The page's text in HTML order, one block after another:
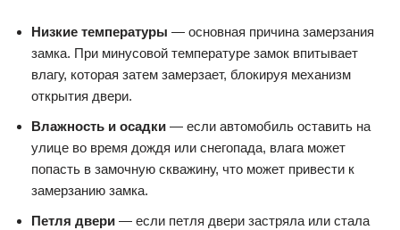
Низкие температуры — основная причина замерзания
замка. При минусовой температуре замок впитывает
влагу, которая затем замерзает, блокируя механизм
открытия двери.
Влажность и осадки — если автомобиль оставить на
улице во время дождя или снегопада, влага может
попасть в замочную скважину, что может привести к
замерзанию замка.
Петля двери — если петля двери застряла или стала